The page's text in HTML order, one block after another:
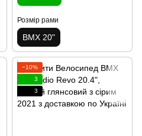
Розмір рами
BMX 20"
−10%
3
3